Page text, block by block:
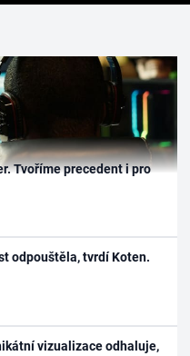
Tvoříme precedent i pro
odpouštěla, tvrdí Koten.
vizualizace odhaluje,